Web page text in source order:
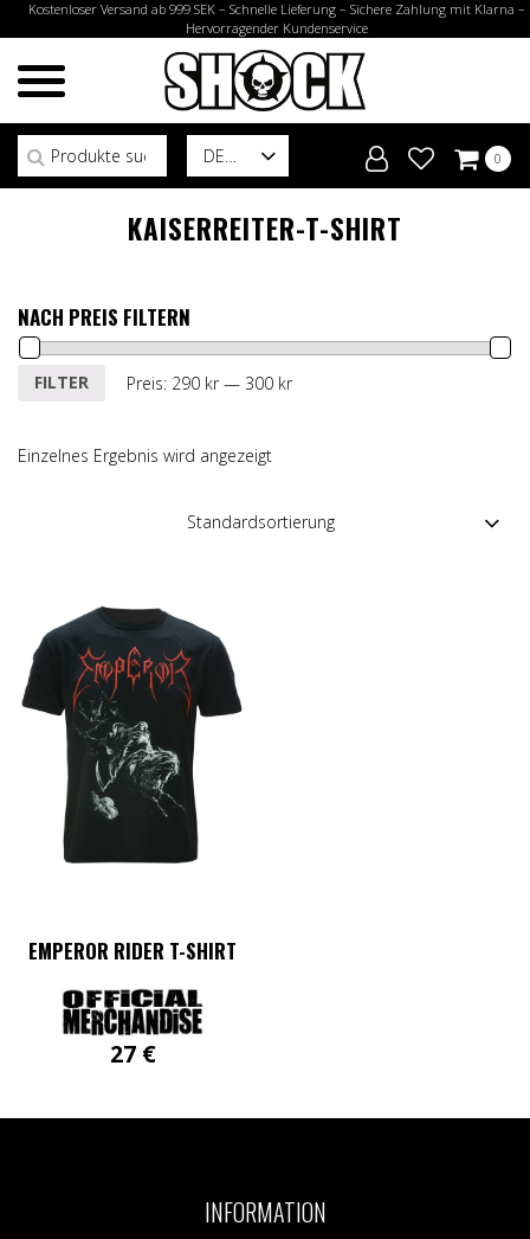
Kostenloser Versand ab 999 SEK – Schnelle Lieferung – Sichere Zahlung mit Klarna –
Hervorragender Kundenservice
DE
Suchen nach:
0
KAISERREITER-T-SHIRT
NACH PREIS FILTERN
Min.
Max.
FILTER Preis: 290 kr— 300 kr
Einzelnes Ergebnis wird angezeigt
EMPEROR RIDER T-SHIRT
27 €
INFORMATION